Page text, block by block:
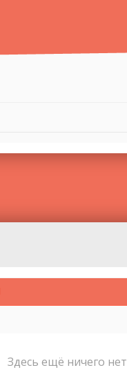
Здесь ещё ничего нет